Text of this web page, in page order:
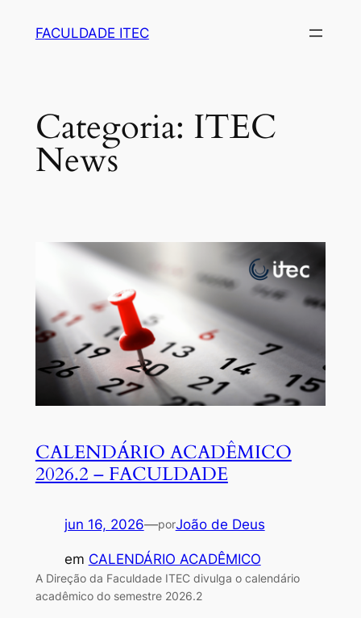
FACULDADE ITEC
Categoria: ITEC
News
CALENDÁRIO ACADÊMICO
2026.2 – FACULDADE
jun 16, 2026—porJoão de Deus
em CALENDÁRIO ACADÊMICO
A Direção da Faculdade ITEC divulga o calendário
acadêmico do semestre 2026.2